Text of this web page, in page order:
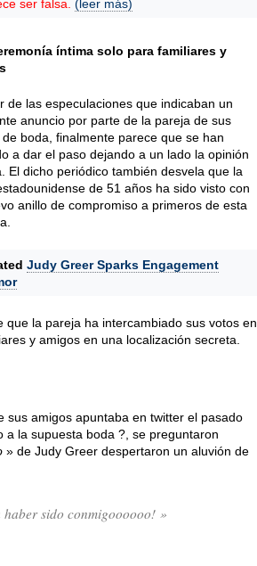
ser falsa. (leer más)
íntima solo para familiares y
de las especulaciones que indicaban un
anuncio por parte de la pareja de sus
de boda, finalmente parece que se han
a dar el paso dejando a un lado la opinión
El dicho periódico también desvela que la
de 51 años ha sido visto con
anillo de compromiso a primeros de esta
Judy Greer Sparks Engagement
que la pareja ha intercambiado sus votos en
y amigos en una localización secreta.
sus amigos apuntaba en twitter el pasado
la supuesta boda ?, se preguntaron
» de Judy Greer despertaron un aluvión de
haber sido conmigoooooo! »